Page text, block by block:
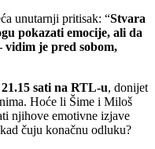
unutarnji pritisak: “Stvara
pokazati emocije, ali da
vidim je pred sobom,
sati na RTL-u, donijet
Hoće li Šime i Miloš
njihove emotivne izjave
čuju konačnu odluku?